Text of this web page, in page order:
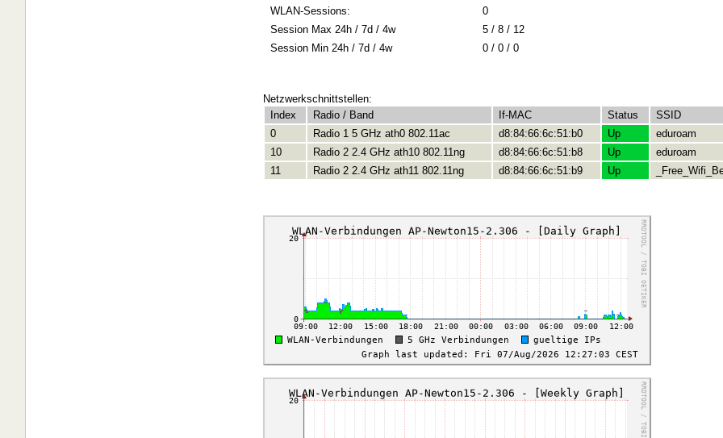
WLAN-Sessions:
0
Session Max 24h / 7d / 4w
5 / 8 / 12
Session Min 24h / 7d / 4w
0 / 0 / 0
Netzwerkschnittstellen:
Index
Radio / Band If-MAC Status SSID
0
Radio 1 5 GHz ath0 802.11ac d8:84:66:6c:51:b0 Up
eduroam
10
Radio 2 2.4 GHz ath10 802.11ng d8:84:66:6c:51:b8 Up
eduroam
11
Radio 2 2.4 GHz ath11 802.11ng d8:84:66:6c:51:b9 Up